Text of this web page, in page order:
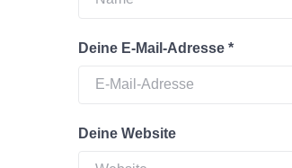
Deine E-Mail-Adresse *
Deine Website